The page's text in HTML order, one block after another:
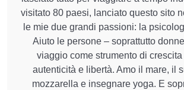
visitato 80 paesi, lanciato questo sito
le mie due grandi passioni: la
Aiuto le persone – soprattutto
viaggio come strumento di
autenticità e libertà. Amo il mare, il
mozzarella e insegnare yoga. E